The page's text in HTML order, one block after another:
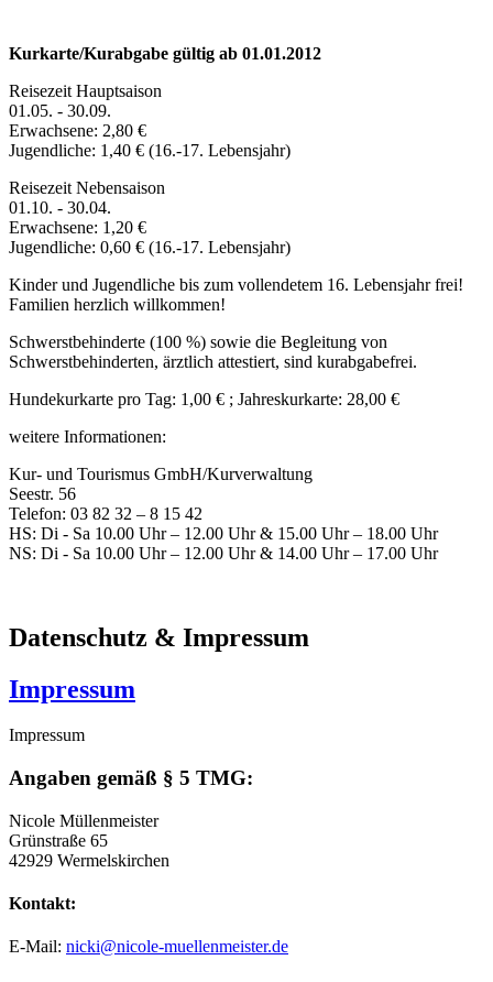
Kurkarte/Kurabgabe gültig ab 01.01.2012
Reisezeit Hauptsaison
01.05. - 30.09.
Erwachsene: 2,80 €
Jugendliche: 1,40 € (16.-17. Lebensjahr)
Reisezeit Nebensaison
01.10. - 30.04.
Erwachsene: 1,20 €
Jugendliche: 0,60 € (16.-17. Lebensjahr)
Kinder und Jugendliche bis zum vollendetem 16. Lebensjahr frei!
Familien herzlich willkommen!
Schwerstbehinderte (100 %) sowie die Begleitung von
Schwerstbehinderten, ärztlich attestiert, sind kurabgabefrei.
Hundekurkarte pro Tag: 1,00 € ; Jahreskurkarte: 28,00 €
weitere Informationen:
Kur- und Tourismus GmbH/Kurverwaltung
Seestr. 56
Telefon: 03 82 32 – 8 15 42
HS: Di - Sa 10.00 Uhr – 12.00 Uhr & 15.00 Uhr – 18.00 Uhr
NS: Di - Sa 10.00 Uhr – 12.00 Uhr & 14.00 Uhr – 17.00 Uhr
Datenschutz & Impressum
Impressum
Impressum
Angaben gemäß § 5 TMG:
Nicole Müllenmeister
Grünstraße 65
42929 Wermelskirchen
Kontakt:
E-Mail: nicki@nicole-muellenmeister.de